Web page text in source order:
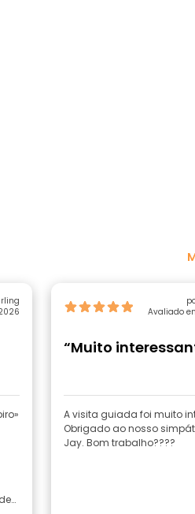
Avaliado
“Muito
A visita guiada foi muito
Obrigado ao nosso
Jay. Bom trabalho????